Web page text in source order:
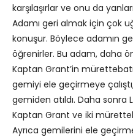
karşılaşırlar ve onu da
Adamı geri almak için çok
konuşur. Böylece adamın
öğrenirler. Bu adam, daha
Kaptan Grant’in
gemiyi ele geçirmeye
gemiden atıldı. Daha
Kaptan Grant ve iki
Ayrıca gemilerini ele